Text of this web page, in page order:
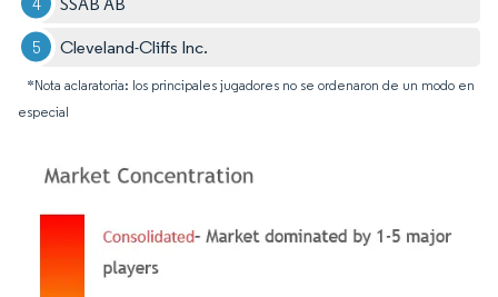
Cleveland-Cliffs Inc.
*Nota aclaratoria: los principales jugadores no se ordenaron de un modo en
especial